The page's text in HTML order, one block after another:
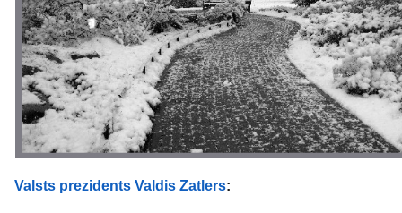
Valsts prezidents Valdis Zatlers: